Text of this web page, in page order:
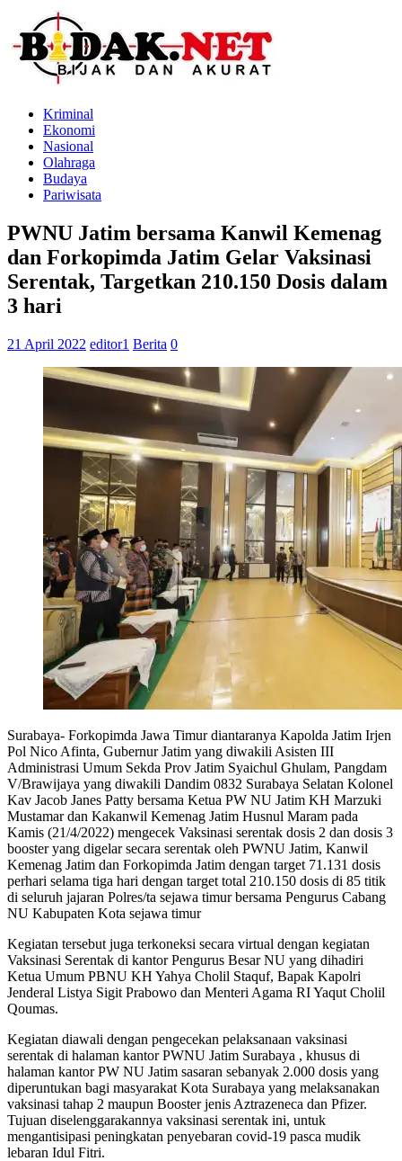
Kriminal
Ekonomi
Nasional
Olahraga
Budaya
Pariwisata
PWNU Jatim bersama Kanwil Kemenag
dan Forkopimda Jatim Gelar Vaksinasi
Serentak, Targetkan 210.150 Dosis dalam
3 hari
21 April 2022 editor1 Berita 0
Surabaya- Forkopimda Jawa Timur diantaranya Kapolda Jatim Irjen
Pol Nico Afinta, Gubernur Jatim yang diwakili Asisten III
Administrasi Umum Sekda Prov Jatim Syaichul Ghulam, Pangdam
V/Brawijaya yang diwakili Dandim 0832 Surabaya Selatan Kolonel
Kav Jacob Janes Patty bersama Ketua PW NU Jatim KH Marzuki
Mustamar dan Kakanwil Kemenag Jatim Husnul Maram pada
Kamis (21/4/2022) mengecek Vaksinasi serentak dosis 2 dan dosis 3
booster yang digelar secara serentak oleh PWNU Jatim, Kanwil
Kemenag Jatim dan Forkopimda Jatim dengan target 71.131 dosis
perhari selama tiga hari dengan target total 210.150 dosis di 85 titik
di seluruh jajaran Polres/ta sejawa timur bersama Pengurus Cabang
NU Kabupaten Kota sejawa timur
Kegiatan tersebut juga terkoneksi secara virtual dengan kegiatan
Vaksinasi Serentak di kantor Pengurus Besar NU yang dihadiri
Ketua Umum PBNU KH Yahya Cholil Staquf, Bapak Kapolri
Jenderal Listya Sigit Prabowo dan Menteri Agama RI Yaqut Cholil
Qoumas.
Kegiatan diawali dengan pengecekan pelaksanaan vaksinasi
serentak di halaman kantor PWNU Jatim Surabaya , khusus di
halaman kantor PW NU Jatim sasaran sebanyak 2.000 dosis yang
diperuntukan bagi masyarakat Kota Surabaya yang melaksanakan
vaksinasi tahap 2 maupun Booster jenis Aztrazeneca dan Pfizer.
Tujuan diselenggarakannya vaksinasi serentak ini, untuk
mengantisipasi peningkatan penyebaran covid-19 pasca mudik
lebaran Idul Fitri.